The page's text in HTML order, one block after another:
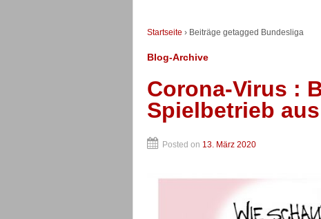
Startseite › Beiträge getagged Bundesliga
Blog-Archive
Corona-Virus :
Spielbetrieb aus
Posted on 13. März 2020